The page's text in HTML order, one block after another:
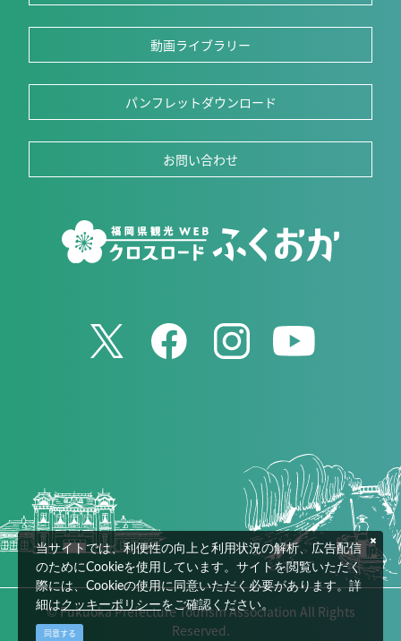
動画ライブラリー
パンフレットダウンロード
お問い合わせ
© Fukuoka Prefecture Tourism Association All Rights
Reserved.
当サイトでは、利便性の向上と利用状況の解析、広告配信
のためにCookieを使用しています。サイトを閲覧いただく
際には、Cookieの使用に同意いただく必要があります。詳
細はクッキーポリシーをご確認ください。
同意する